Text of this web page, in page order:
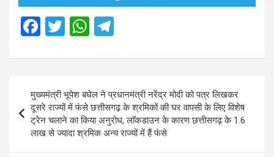
F
ce
b
o
o
k
T
tt
er
W
at
s
A
p
p
e
a
m
navigation
मुख्यमंत्री भूपेश बघेल ने प्रधानमंत्री नरेंद्र मोदी को पत्र लिखकर
दूसरे राज्यों में फंसे छत्तीसगढ़ के श्रमिकों की घर वापसी के लिए विशेष
ट्रेन चलाने का किया अनुरोध, लाॅकडाउन के कारण छत्तीसगढ़ के 1.6
लाख से ज्यादा श्रमिक अन्य राज्यों में हैं फंसे